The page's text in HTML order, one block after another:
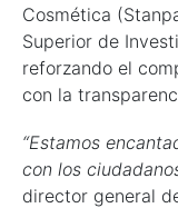
Cosmética
Superior de
reforzando el
con la
“Estamos
con los
director general